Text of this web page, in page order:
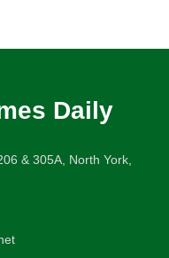
Daily
& 305A, North York,